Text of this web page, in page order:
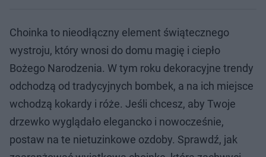
Choinka to nieodłączny element świątecznego
wystroju, który wnosi do domu magię i ciepło
Bożego Narodzenia. W tym roku dekoracyjne trendy
odchodzą od tradycyjnych bombek, a na ich miejsce
wchodzą kokardy i róże. Jeśli chcesz, aby Twoje
drzewko wyglądało elegancko i nowocześnie,
postaw na te nietuzinkowe ozdoby. Sprawdź, jak